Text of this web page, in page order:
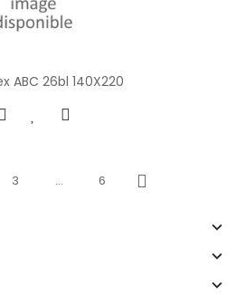
ABC 26bl 140X220
3 … 6
Suivant